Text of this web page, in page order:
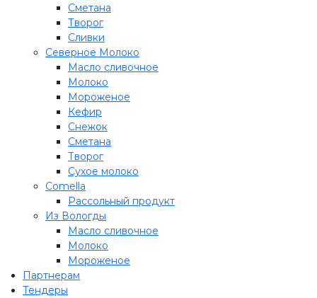
Сметана
Творог
Сливки
Северное Молоко
Масло сливочное
Молоко
Мороженое
Кефир
Снежок
Сметана
Творог
Сухое молоко
Comеlla
Рассольный продукт
Из Вологды
Масло сливочное
Молоко
Мороженое
Партнерам
Тендеры